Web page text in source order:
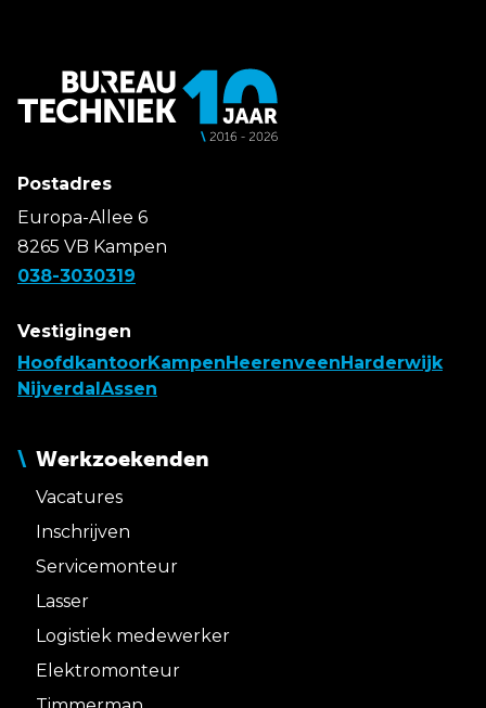
Postadres
Europa-Allee 6
8265 VB Kampen
038-3030319
Vestigingen
HoofdkantoorKampen Heerenveen Harderwijk
Nijverdal Assen
Werkzoekenden
Vacatures
Inschrijven
Servicemonteur
Lasser
Logistiek medewerker
Elektromonteur